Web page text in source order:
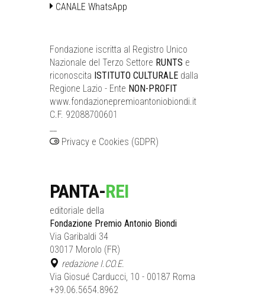
CANALE WhatsApp
Fondazione iscritta al Registro Unico
Nazionale del Terzo Settore RUNTS e
riconoscita ISTITUTO CULTURALE dalla
Regione Lazio - Ente NON-PROFIT
www.fondazionepremioantoniobiondi.it
C.F. 92088700601
Privacy e Cookies (GDPR)
PANTA-REI
editoriale della
Fondazione Premio Antonio Biondi
Via Garibaldi 34
03017 Morolo (FR)
redazione I.CO.E.
Via Giosué Carducci, 10 - 00187 Roma
+39.06.5654.8962